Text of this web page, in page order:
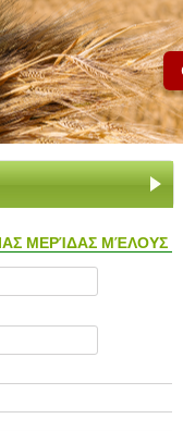
ΜΕΡΊΔΑΣ ΜΈΛΟΥΣ